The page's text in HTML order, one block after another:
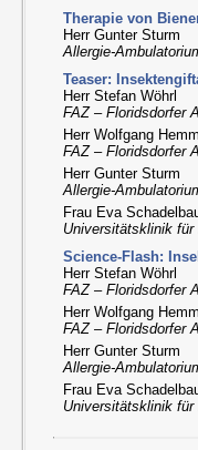
Therapie von
Herr Gunter Sturm
Allergie-
Teaser:
Herr Stefan Wöhrl
FAZ – Floridsdorfer
Herr Wolfgang
FAZ – Floridsdorfer
Herr Gunter Sturm
Allergie-
Frau Eva
Universitätsklinik für
Science-Flash:
Herr Stefan Wöhrl
FAZ – Floridsdorfer
Herr Wolfgang
FAZ – Floridsdorfer
Herr Gunter Sturm
Allergie-
Frau Eva
Universitätsklinik für